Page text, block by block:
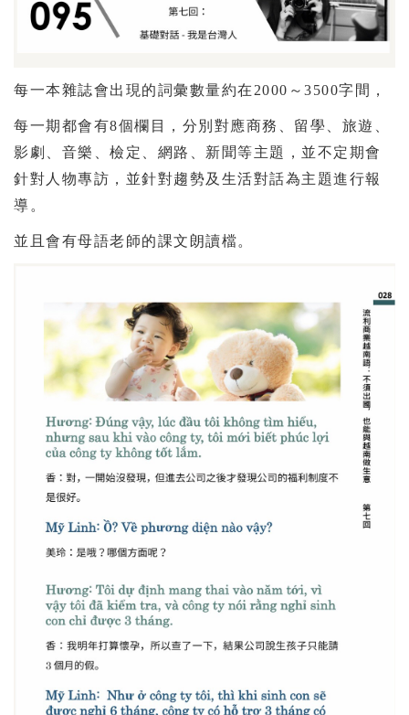
每一本雜誌會出現的詞彙數量約在2000～3500字間，
每一期都會有8個欄目，分別對應商務、留學、旅遊、
影劇、音樂、檢定、網路、新聞等主題，並不定期會
針對人物專訪，並針對趨勢及生活對話為主題進行報
導。
並且會有母語老師的課文朗讀檔。